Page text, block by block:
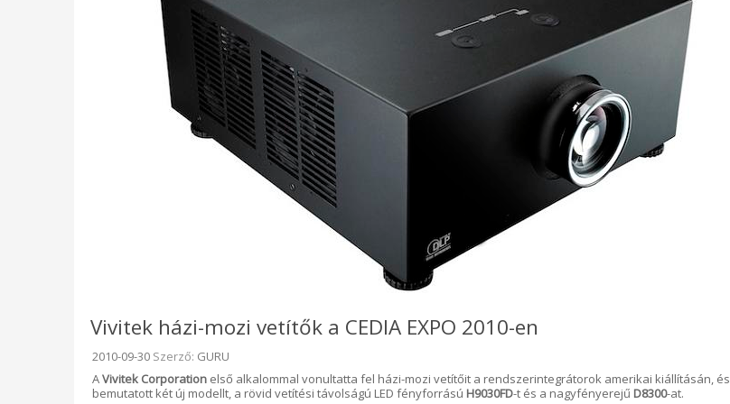
Vivitek házi-mozi vetítők a CEDIA EXPO 2010-en
Beküldve:
2010-09-30 Szerző: GURU
AVivitek Corporation első alkalommal vonultatta fel házi-mozi vetítőit a rendszerintegrátorok amerikai kiállításán, és
bemutatott két új modellt, a rövid vetítési távolságú LED fényforrású H9030FD-t és a nagyfényerejű D8300-at.